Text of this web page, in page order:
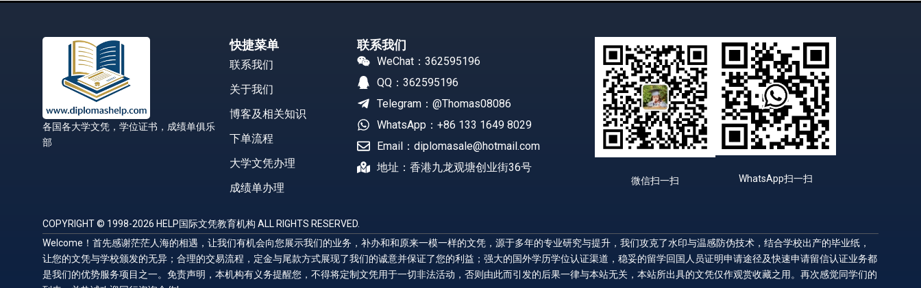
各国各大学文凭，学位证书，成绩单俱乐
部
快捷菜单
联系我们
关于我们
博客及相关知识
下单流程
大学文凭办理
成绩单办理
联系我们
WeChat：362595196
QQ：362595196
Telegram：@Thomas08086
WhatsApp：+86 133 1649 8029
Email：diplomasale@hotmail.com
地址：香港九龙观塘创业街36号
微信扫一扫 WhatsApp扫一扫
COPYRIGHT © 1998-2026 HELP国际文凭教育机构 ALL RIGHTS RESERVED.
Welcome！首先感谢茫茫人海的相遇，让我们有机会向您展示我们的业务，补办和和原来一模一样的文凭，源于多年的专业研究与提升，我们攻克了水印与温感防伪技术，结合学校出产的毕业纸，
让您的文凭与学校颁发的无异；合理的交易流程，定金与尾款方式展现了我们的诚意并保证了您的利益；强大的国外学历学位认证渠道，稳妥的留学回国人员证明申请途径及快速申请留信认证业务都
是我们的优势服务项目之一。免责声明，本机构有义务提醒您，不得将定制文凭用于一切非法活动，否则由此而引发的后果一律与本站无关，本站所出具的文凭仅作观赏收藏之用。再次感觉同学们的